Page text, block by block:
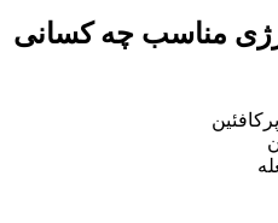
مناسب چه کسانی